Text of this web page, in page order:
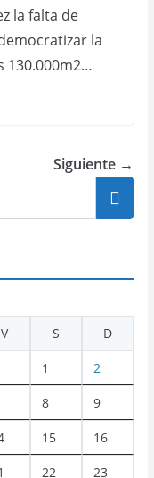
la falta de
la
130.000m2…
Siguiente →
V S D
1 2
8 9
15 16
22 23